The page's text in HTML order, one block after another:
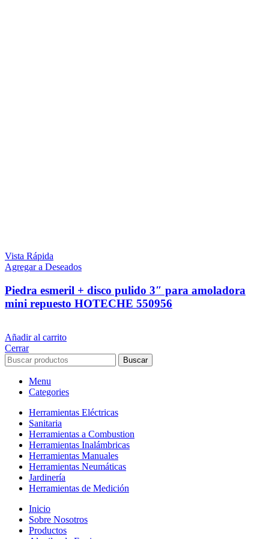
Vista Rápida
Agregar a Deseados
Piedra esmeril + disco pulido 3″ para amoladora
mini repuesto HOTECHE 550956
Añadir al carrito
Cerrar
Buscar
Menu
Categories
Herramientas Eléctricas
Sanitaria
Herramientas a Combustion
Herramientas Inalámbricas
Herramientas Manuales
Herramientas Neumáticas
Jardinería
Herramientas de Medición
Inicio
Sobre Nosotros
Productos